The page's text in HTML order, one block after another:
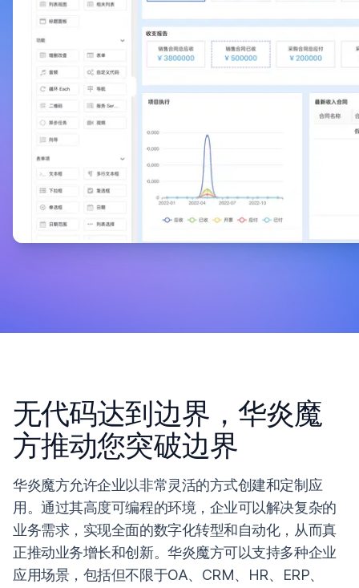
无代码达到边界，华炎魔
方推动您突破边界
华炎魔方允许企业以非常灵活的方式创建和定制应
用。通过其高度可编程的环境，企业可以解决复杂的
业务需求，实现全面的数字化转型和自动化，从而真
正推动业务增长和创新。华炎魔方可以支持多种企业
应用场景，包括但不限于OA、CRM、HR、ERP、